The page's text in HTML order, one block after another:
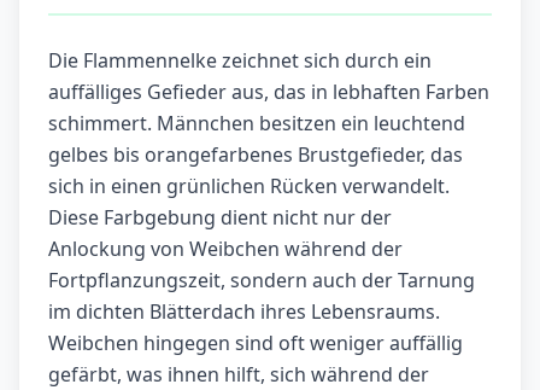
Die Flammennelke zeichnet sich durch ein
auffälliges Gefieder aus, das in lebhaften Farben
schimmert. Männchen besitzen ein leuchtend
gelbes bis orangefarbenes Brustgefieder, das
sich in einen grünlichen Rücken verwandelt.
Diese Farbgebung dient nicht nur der
Anlockung von Weibchen während der
Fortpflanzungszeit, sondern auch der Tarnung
im dichten Blätterdach ihres Lebensraums.
Weibchen hingegen sind oft weniger auffällig
gefärbt, was ihnen hilft, sich während der